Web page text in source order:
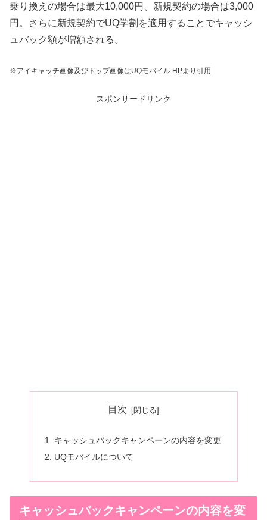
乗り換えの場合は最大10,000円、新規契約の場合は3,000
円。さらに新規契約でUQ学割を適用することでキャッシ
ュバック額が増額される。
※アイキャッチ画像及びトップ画像はUQモバイル HPより引用
スポンサードリンク
目次
キャッシュバックキャンペーンの内容を変更
UQモバイルについて
キャッシュバックキャンペーンの内容を変